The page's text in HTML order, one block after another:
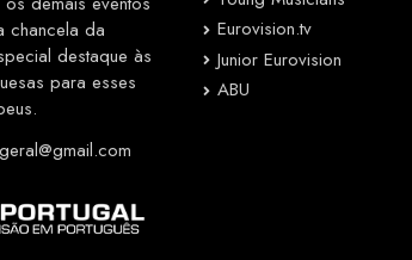
chancela da
destaque às
para esses
Eurovision.tv
Junior Eurovision
ABU